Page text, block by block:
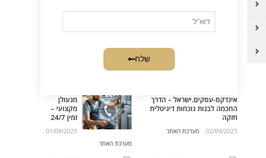
שלח
אינדקס-עסקים.ישראל – הדרך
החכמה לבנות נוכחות דיגיטלית
חזקה
02/09/2025 מערכת האתר
מנעולן
מקצועי –
זמין 24/7
01/09/2025
מערכת האתר